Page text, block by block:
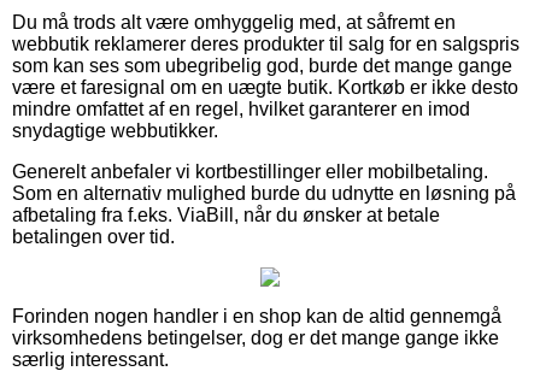
Du må trods alt være omhyggelig med, at såfremt en
webbutik reklamerer deres produkter til salg for en salgspris
som kan ses som ubegribelig god, burde det mange gange
være et faresignal om en uægte butik. Kortkøb er ikke desto
mindre omfattet af en regel, hvilket garanterer en imod
snydagtige webbutikker.
Generelt anbefaler vi kortbestillinger eller mobilbetaling.
Som en alternativ mulighed burde du udnytte en løsning på
afbetaling fra f.eks. ViaBill, når du ønsker at betale
betalingen over tid.
Forinden nogen handler i en shop kan de altid gennemgå
virksomhedens betingelser, dog er det mange gange ikke
særlig interessant.